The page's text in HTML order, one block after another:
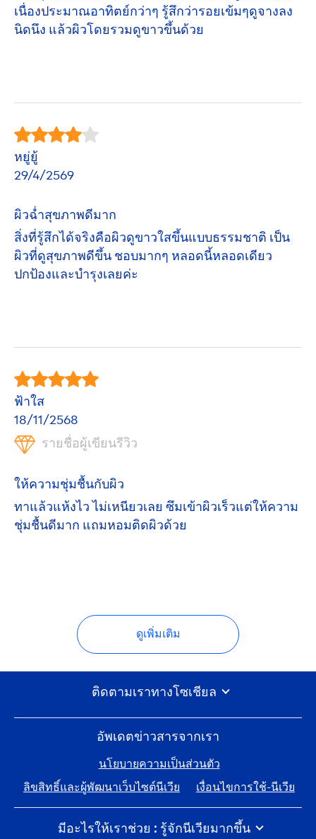
เนื่องประมาณอาทิตย์กว่าๆ รู้สึกว่ารอยเข้มๆดูจางลง
นิดนึง แล้วผิวโดยรวมดูขาวขึ้นด้วย
หยู่ยู้
29/4/2569
ผิวฉ่ำสุขภาพดีมาก
สิ่งที่รู้สึกได้จริงคือผิวดูขาวใสขึ้นแบบธรรมชาติ เป็น
ผิวที่ดูสุขภาพดีขึ้น ชอบมากๆ หลอดนี้หลอดเดียว
ปกป้องและบำรุงเลยค่ะ
ฟ้าใส
18/11/2568
รายชื่อผู้เขียนรีวิว
ให้ความชุ่มชื้นกับผิว
ทาแล้วแห้งไว ไม่เหนียวเลย ซึมเข้าผิวเร็วแต่ให้ความ
ชุ่มชื้นดีมาก แถมหอมติดผิวด้วย
ดูเพิ่มเติม
อัพเดตข่าวสารจากเรา
นโยบายความเป็นส่วนตัว
ลิขสิทธิ์และผู้พัฒนาเว็บไซต์นีเวีย
เงื่อนไขการใช้-นีเวีย
มีอะไรให้เราช่วย : รู้จักนีเวียมากขึ้น
ติดตามเราทางโซเชียล